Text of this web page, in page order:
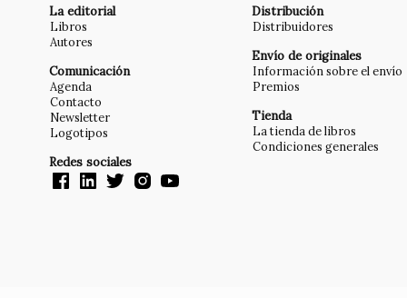
La editorial
Libros
Autores
Comunicación
Agenda
Contacto
Newsletter
Logotipos
Redes sociales
Distribución
Distribuidores
Envío de originales
Información sobre el envío
Premios
Tienda
La tienda de libros
Condiciones generales